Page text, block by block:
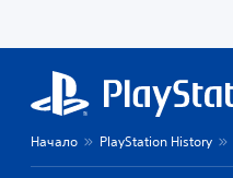
Начало PlayStation History